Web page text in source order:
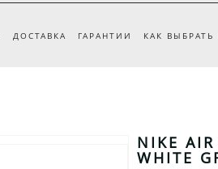
ДОСТАВКА ГАРАНТИИ КАК ВЫБРАТЬ
NIKE AIR
WHITE